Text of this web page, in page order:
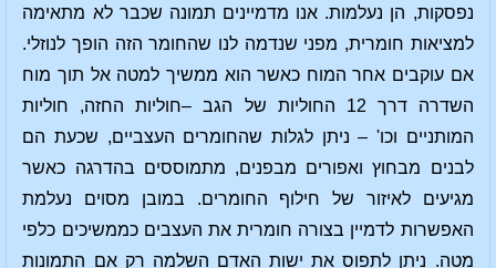
נפסקות, הן נעלמות. אנו מדמיינים תמונה שכבר לא מתאימה
למציאות חומרית, מפני שנדמה לנו שהחומר הזה הופך לנוזלי.
אם עוקבים אחר המוח כאשר הוא ממשיך למטה אל תוך מוח
השדרה דרך 12 החוליות של הגב –חוליות החזה, חוליות
המותניים וכו' – ניתן לגלות שהחומרים העצביים, שכעת הם
לבנים מבחוץ ואפורים מבפנים, מתמוססים בהדרגה כאשר
מגיעים לאיזור של חילוף החומרים. במובן מסוים נעלמת
האפשרות לדמיין בצורה חומרית את העצבים כממשיכים כלפי
מטה. ניתן לתפוס את ישות האדם השלמה רק אם התמונות